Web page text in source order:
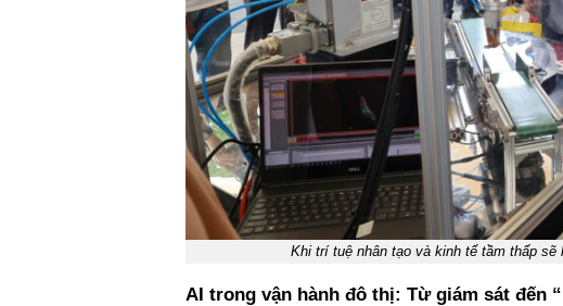
Khi trí tuệ nhân tạo và kinh tế tầm thấp
AI trong vận hành đô thị: Từ giám sát đến